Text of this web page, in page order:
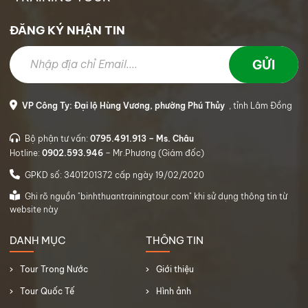
ĐĂNG KÝ NHẬN TIN
VP Công Ty: Đại lộ Hùng Vương, phường Phú Thủy , tỉnh Lâm Đồng
Bộ phận tư vấn: 0795.491.913 – Ms. Châu
Hotline: 0902.593.946 – Mr.Phương (Giám đốc)
GPKD số: 3401201372 cấp ngày 19/02/2020
Ghi rõ nguồn "binhthuantrainingtour.com" khi sử dụng thông tin từ
website này
DANH MỤC
Tour Trong Nước
Tour Quốc Tế
THÔNG TIN
Giới thiệu
Hình ảnh